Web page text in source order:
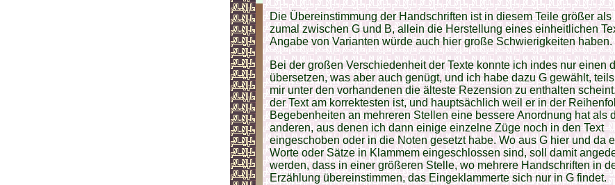
Die Übereinstimmung der Handschriften ist in diesem Teile größer als
zumal zwischen G und B, allein die Herstellung eines einheitlichen
Angabe von Varianten würde auch hier große Schwierigkeiten haben.
Bei der großen Verschiedenheit der Texte konnte ich indes nur einen
übersetzen, was aber auch genügt, und ich habe dazu G gewählt,
mir unter den vorhandenen die älteste Rezension zu enthalten
der Text am korrektesten ist, und hauptsächlich weil er in der
Begebenheiten an mehreren Stellen eine bessere Anordnung hat als
anderen, aus denen ich dann einige einzelne Züge noch in den Text
eingeschoben oder in die Noten gesetzt habe. Wo aus G hier und da
Worte oder Sätze in Klammem eingeschlossen sind, soll damit
werden, dass in einer größeren Stelle, wo mehrere Handschriften in
Erzählung übereinstimmen, das Eingeklammerte sich nur in G findet.